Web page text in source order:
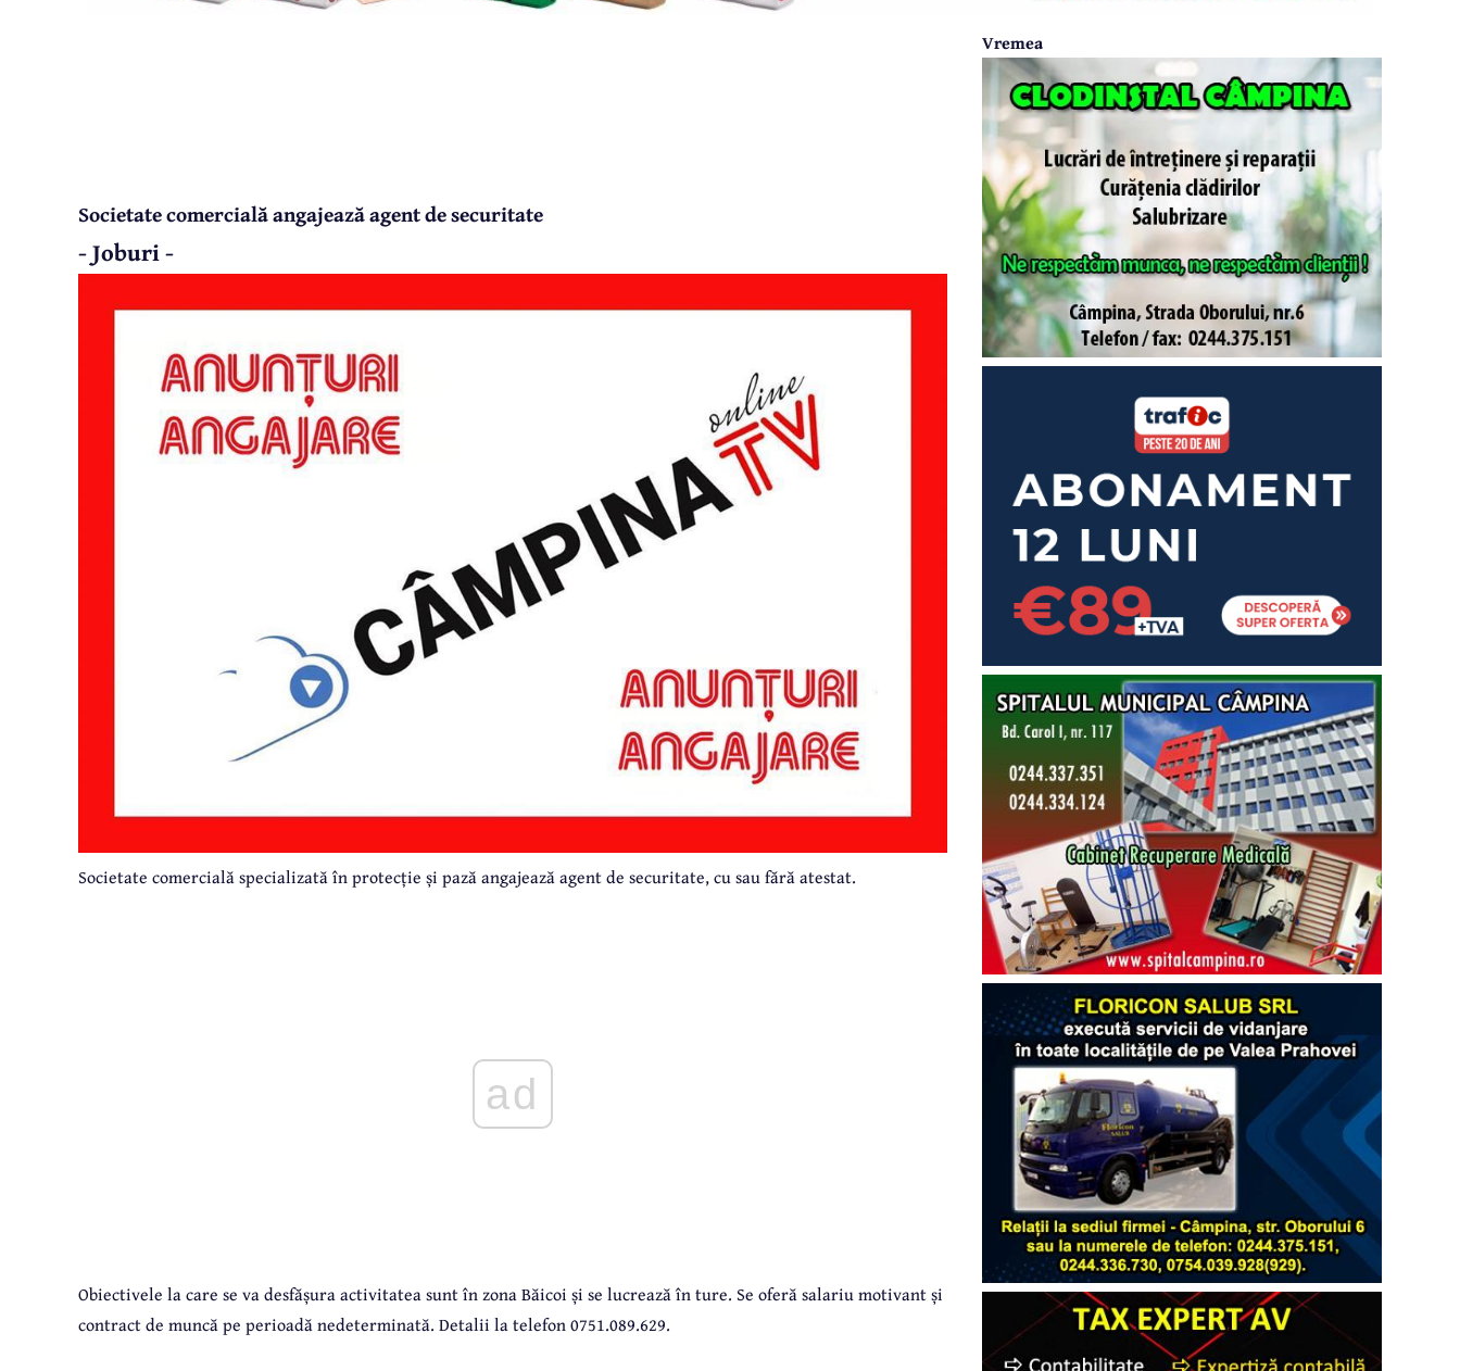
Societate comercială angajează agent de securitate
- Joburi -
Societate comercială specializată în protecție și pază angajează agent de securitate, cu sau fără atestat.
ad
Obiectivele la care se va desfășura activitatea sunt în zona Băicoi și se lucrează în ture. Se oferă salariu motivant și
contract de muncă pe perioadă nedeterminată. Detalii la telefon 0751.089.629.
Vremea